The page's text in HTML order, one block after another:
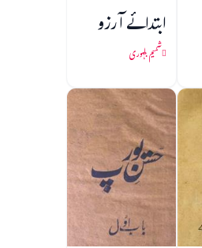
ابتدائے آرزو
شمیم بلہوری